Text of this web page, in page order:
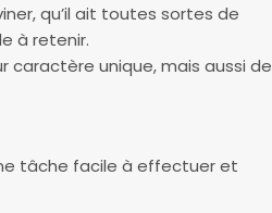
qu’il ait toutes sortes de
à retenir.
caractère unique, mais aussi de
tâche facile à effectuer et